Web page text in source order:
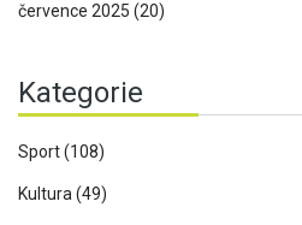
července 2025 (20)
Kategorie
Sport(108)
Kultura (49)